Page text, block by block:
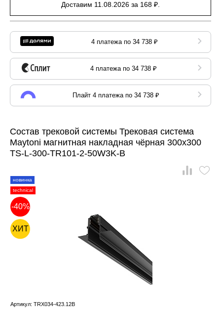
Доставим 11.08.2026 за 168 ₽.
4 платежа по 34 738 ₽
4 платежа по 34 738 ₽
Плайт 4 платежа по 34 738 ₽
Состав трековой системы Трековая система
Maytoni магнитная накладная чёрная 300x300
TS-L-300-TR101-2-50W3K-B
новинка
technical
-40%
ХИТ
Артикул: TRX034-423.12B